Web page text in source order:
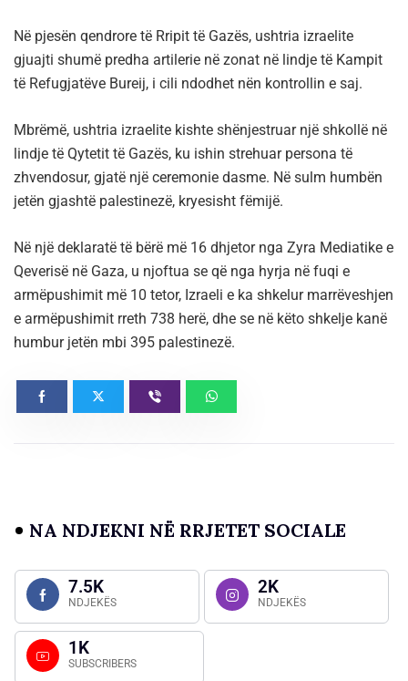
Në pjesën qendrore të Rripit të Gazës, ushtria izraelite
gjuajti shumë predha artilerie në zonat në lindje të Kampit
të Refugjatëve Bureij, i cili ndodhet nën kontrollin e saj.
Mbrëmë, ushtria izraelite kishte shënjestruar një shkollë në
lindje të Qytetit të Gazës, ku ishin strehuar persona të
zhvendosur, gjatë një ceremonie dasme. Në sulm humbën
jetën gjashtë palestinezë, kryesisht fëmijë.
Në një deklaratë të bërë më 16 dhjetor nga Zyra Mediatike e
Qeverisë në Gaza, u njoftua se që nga hyrja në fuqi e
armëpushimit më 10 tetor, Izraeli e ka shkelur marrëveshjen
e armëpushimit rreth 738 herë, dhe se në këto shkelje kanë
humbur jetën mbi 395 palestinezë.
NA NDJEKNI NË RRJETET SOCIALE
7.5K
NDJEKËS
2K
NDJEKËS
1K
SUBSCRIBERS